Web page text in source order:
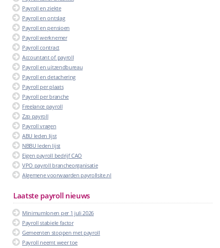
Payroll en ziekte
Payroll en ontslag
Payroll en pensioen
Payroll werknemer
Payroll contract
Accountant of payroll
Payroll en uitzendbureau
Payroll en detachering
Payroll per plaats
Payroll per branche
Freelance payroll
Zzp payroll
Payroll vragen
ABU leden lijst
NBBU leden lijst
Eigen payroll bedrijf CAO
VPO payroll brancheorganisatie
Algemene voorwaarden payrollsite.nl
Laatste payroll nieuws
Minimumlonen per 1 juli 2026
Payroll stabiele factor
Gemeenten stoppen met payroll
Payroll neemt weer toe